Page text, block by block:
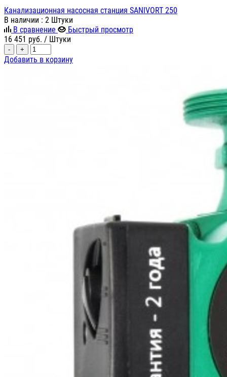
Канализационная насосная станция SANIVORT 250
В наличии : 2 Штуки
В сравнение
Быстрый просмотр
16 451 руб. / Штуки
- +
Добавить в корзину